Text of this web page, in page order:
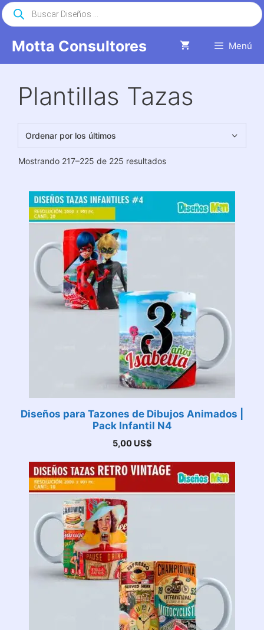
Saltar
al
Motta Consultores Menú
Búsqueda
de
productos
Plantillas Tazas
Mostrando 217–225 de 225 resultadosOrdenado
Diseños para Tazones de Dibujos Animados |
Pack Infantil N4
5,00 US$